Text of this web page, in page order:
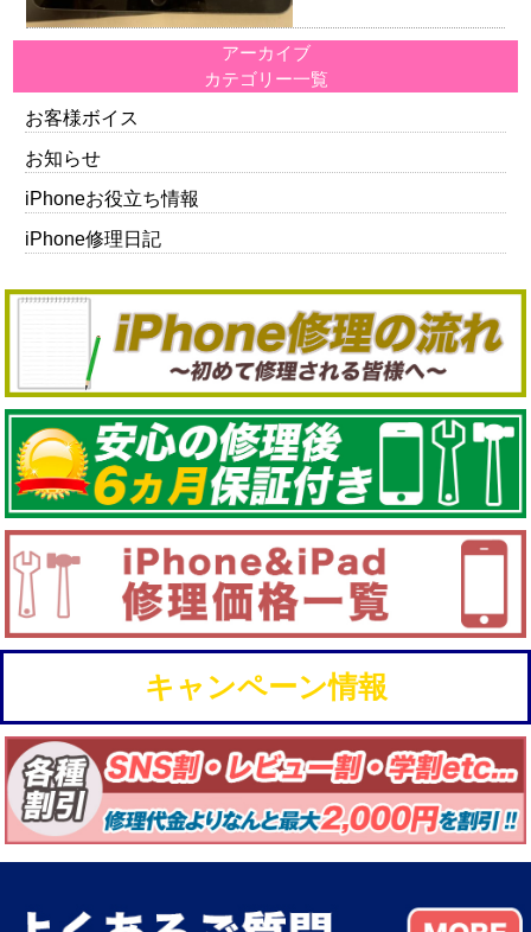
アーカイブ
カテゴリー一覧
お客様ボイス
お知らせ
iPhoneお役立ち情報
iPhone修理日記
キャンペーン情報